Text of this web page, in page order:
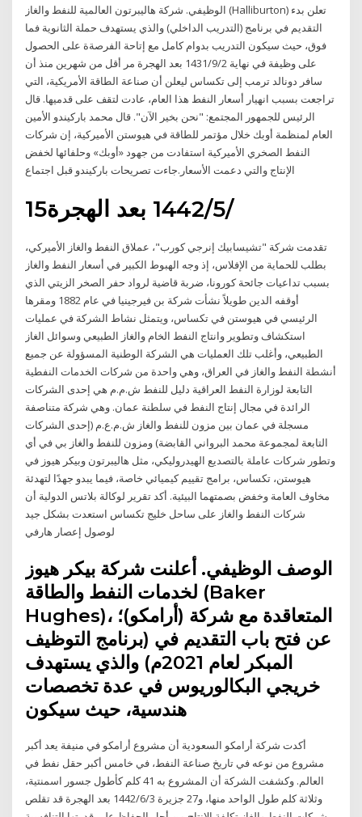
الوظيفي. شركة هاليبرتون العالمية للنفط والغاز (Halliburton) تعلن بدء
التقديم في برنامج (التدريب الداخلي) والذي يستهدف حملة الثانوية فما
فوق، حيث سيكون التدريب بدوام كامل مع إتاحة الفرصةة على الحصول
على وظيفة في نهاية 2‏‏/9‏‏/1431 بعد الهجرة مر أقل من شهرين منذ أن
سافر دونالد ترمب إلى تكساس ليعلن أن صناعة الطاقة الأمريكية، التي
تراجعت بسبب انهيار أسعار النفط هذا العام، عادت لتقف على قدميها. قال
الرئيس للجمهور المجتمع: "نحن بخير الآن". قال محمد باركيندو الأمين
العام لمنظمة أوبك خلال مؤتمر للطاقة في هيوستن الأميركية، إن شركات
النفط الصخري الأميركية استفادت من جهود «أوبك» وحلفائها لخفض
الإنتاج والتي دعمت الأسعار.جاءت تصريحات باركيندو قبل اجتماع
15‏‏/5‏‏/1442 بعد الهجرة
تقدمت شركة "تشيسابيك إنرجي كورب"، عملاق النفط والغاز الأميركي،
بطلب للحماية من الإفلاس، إذ وجه الهبوط الكبير في أسعار النفط والغاز
بسبب تداعيات جائحة كورونا، ضربة قاضية لرواد حفر الصخر الزيتي الذي
أوقفه الدين طويلاً نشأت شركة بن فيرجينيا في عام 1882 ومقرها
الرئيسي في هيوستن في تكساس، ويتمثل نشاط الشركة في عمليات
استكشاف وتطوير وانتاج النفط الخام والغاز الطبيعي وسوائل الغاز
الطبيعي، وأغلب تلك العمليات هي الشركة الوطنية المسؤولة عن جميع
أنشطة النفط والغاز في العراق، وهي واحدة من شركات الخدمات النفطية
التابعة لوزارة النفط العراقية دليل للنفط ش.م.م هي إحدى الشركات
الرائدة في مجال إنتاج النفط في سلطنة عمان. وهي شركة متناصفة
مسجلة في عمان بين مزون للنفط والغاز ش.م.ع.م (إحدى الشركات
التابعة لمجموعة محمد البرواني القابضة) ومزون للنفط والغاز بي في أي
وتطور شركات عاملة بالتصديع الهيدروليكي، مثل هاليبرتون وبيكر هيوز في
هيوستن، تكساس، برامج تقييم كيميائي خاصة، فيما يبدو جهدًا لتهدئة
مخاوف العامة وخفض بصمتهما البيئية. أكد تقرير لوكالة بلاتس الدولية أن
شركات النفط والغاز على ساحل خليج تكساس استعدت بشكل جيد
لوصول إعصار هارفي
الوصف الوظيفي. أعلنت شركة بيكر هيوز
لخدمات النفط والطاقة (Baker
Hughes)، المتعاقدة مع شركة (أرامكو)؛
عن فتح باب التقديم في (برنامج التوظيف
المبكر لعام 2021م) والذي يستهدف
خريجي البكالوريوس في عدة تخصصات
هندسية، حيث سيكون
أكدت شركة أرامكو السعودية أن مشروع أرامكو في منيفة يعد أكبر
مشروع من نوعه في تاريخ صناعة النفط، في خامس أكبر حقل نفط في
العالم. وكشفت الشركة أن المشروع به 41 كلم كأطول جسور اسمنتية،
وثلاثة كلم طول الواحد منها، و27 جزيرة 3‏‏/6‏‏/1442 بعد الهجرة قد تقلص